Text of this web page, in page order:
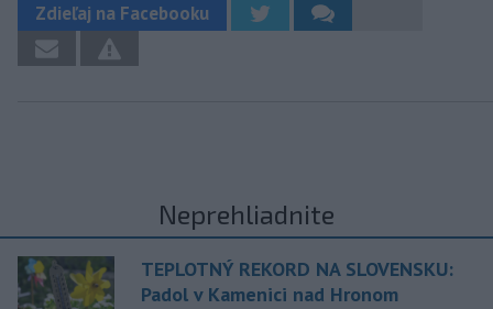
Zdieľaj na Facebooku
Neprehliadnite
TEPLOTNÝ REKORD NA SLOVENSKU:
Padol v Kamenici nad Hronom